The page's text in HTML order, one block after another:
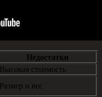
Недостатки
Высокая стоимость
Размер и вес